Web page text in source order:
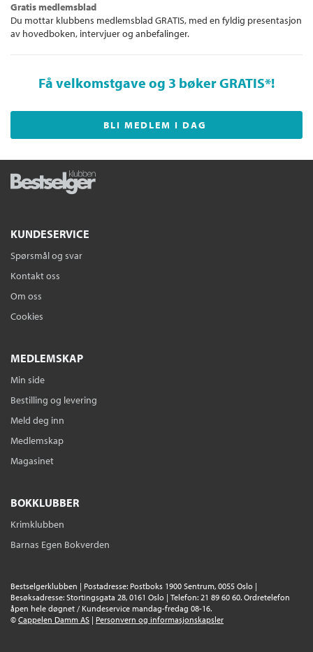
Gratis medlemsblad
Du mottar klubbens medlemsblad GRATIS, med en fyldig presentasjon
av hovedboken, intervjuer og anbefalinger.
Få velkomstgave og 3 bøker GRATIS*!
BLI MEDLEM I DAG
KUNDESERVICE
Spørsmål og svar
Kontakt oss
Om oss
Cookies
MEDLEMSKAP
Min side
Bestilling og levering
Meld deg inn
Medlemskap
Magasinet
BOKKLUBBER
Krimklubben
Barnas Egen Bokverden
Bestselgerklubben | Postadresse: Postboks 1900 Sentrum, 0055 Oslo |
Besøksadresse: Stortingsgata 28, 0161 Oslo | Telefon: 21 89 60 60. Ordretelefon
åpen hele døgnet / Kundeservice mandag-fredag 08-16.
© Cappelen Damm AS | Personvern og informasjonskapsler